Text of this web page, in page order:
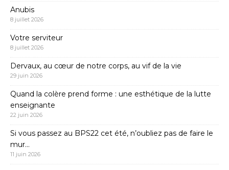
Anubis
8 juillet 2026
Votre serviteur
8 juillet 2026
Dervaux, au cœur de notre corps, au vif de la vie
29 juin 2026
Quand la colère prend forme : une esthétique de la lutte
enseignante
22 juin 2026
Si vous passez au BPS22 cet été, n’oubliez pas de faire le
mur…
11 juin 2026